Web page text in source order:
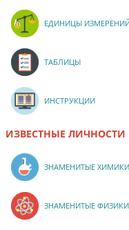
ЕДИНИЦЫ
ТАБЛИЦЫ
ИНСТРУКЦИИ
ИЗВЕСТНЫЕ ЛИЧНОСТИ
ЗНАМЕНИТЫЕ ХИМИКИ
ЗНАМЕНИТЫЕ ФИЗИКИ